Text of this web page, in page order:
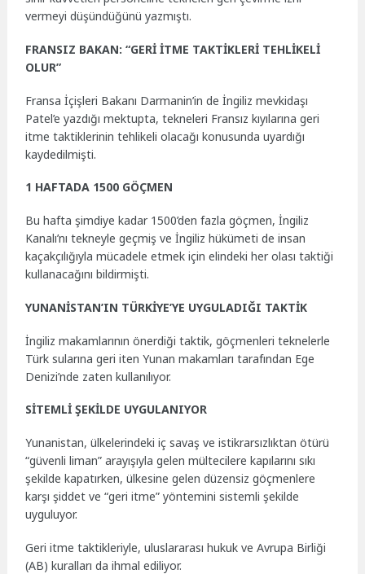
vermeyi düşündüğünü yazmıştı.
FRANSIZ BAKAN: “GERİ İTME TAKTİKLERİ TEHLİKELİ
OLUR”
Fransa İçişleri Bakanı Darmanin’in de İngiliz mevkidaşı
Patel’e yazdığı mektupta, tekneleri Fransız kıyılarına geri
itme taktiklerinin tehlikeli olacağı konusunda uyardığı
kaydedilmişti.
1 HAFTADA 1500 GÖÇMEN
Bu hafta şimdiye kadar 1500’den fazla göçmen, İngiliz
Kanalı’nı tekneyle geçmiş ve İngiliz hükümeti de insan
kaçakçılığıyla mücadele etmek için elindeki her olası taktiği
kullanacağını bildirmişti.
YUNANİSTAN’IN TÜRKİYE’YE UYGULADIĞI TAKTİK
İngiliz makamlarının önerdiği taktik, göçmenleri teknelerle
Türk sularına geri iten Yunan makamları tarafından Ege
Denizi’nde zaten kullanılıyor.
SİTEMLİ ŞEKİLDE UYGULANIYOR
Yunanistan, ülkelerindeki iç savaş ve istikrarsızlıktan ötürü
“güvenli liman” arayışıyla gelen mültecilere kapılarını sıkı
şekilde kapatırken, ülkesine gelen düzensiz göçmenlere
karşı şiddet ve “geri itme” yöntemini sistemli şekilde
uyguluyor.
Geri itme taktikleriyle, uluslararası hukuk ve Avrupa Birliği
(AB) kuralları da ihmal ediliyor.